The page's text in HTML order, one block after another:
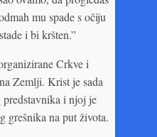
mu spade s očiju
i bi kršten.”
Crkve i
Zemlji. Krist je sada
i njoj je
grešnika na put života.